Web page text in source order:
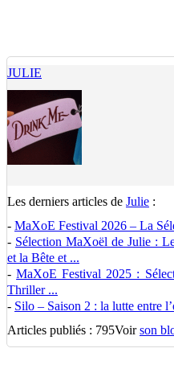
JULIE
Les derniers articles de Julie :
- MaXoE Festival 2026 – La
- Sélection MaXoël de Julie :
et la Bête et ...
-MaXoE Festival 2025 :
Thriller ...
- Silo – Saison 2 : la lutte entre
Articles publiés : 795Voirson